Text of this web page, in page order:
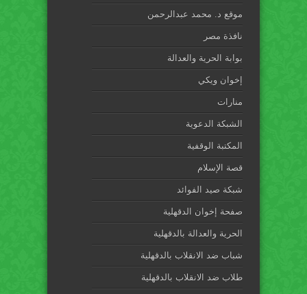
موقع د. محمد عبدالرحمن
نافذة مصر
بوابة الحرية والعدالة
إخوان ويكي
منارات
الشبكة الدعوية
المكتبة الوقفية
قصة الإسلام
شبكة صيد الفوائد
صفحة إخوان الدقهلية
الحرية والعدالة بالدقهلية
شباب ضد الانقلاب بالدقهلية
طلاب ضد الانقلاب بالدقهلية